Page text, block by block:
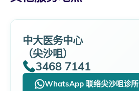
中大医务中心
（尖沙咀）
3468 7141
WhatsApp 联络尖沙咀诊所